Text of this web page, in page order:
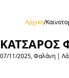
Αρχικη/
ΚΑΤΣΑΡΟΣ
07/11/2025, Φαλάνη |